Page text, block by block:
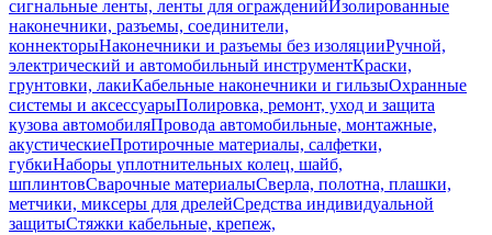
сигнальные ленты, ленты для огражденийИзолированные
наконечники, разъемы, соединители,
коннекторыНаконечники и разъемы без изоляцииРучной,
электрический и автомобильный инструментКраски,
грунтовки, лакиКабельные наконечники и гильзыОхранные
системы и аксессуарыПолировка, ремонт, уход и защита
кузова автомобиляПровода автомобильные, монтажные,
акустическиеПротирочные материалы, салфетки,
губкиНаборы уплотнительных колец, шайб,
шплинтовСварочные материалыСверла, полотна, плашки,
метчики, миксеры для дрелейСредства индивидуальной
защитыСтяжки кабельные, крепеж,